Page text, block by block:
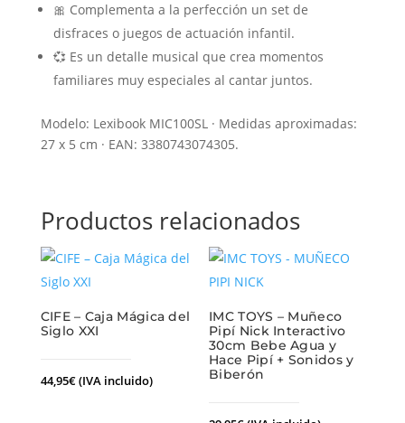
🎀 Complementa a la perfección un set de
disfraces o juegos de actuación infantil.
💞 Es un detalle musical que crea momentos
familiares muy especiales al cantar juntos.
Modelo: Lexibook MIC100SL · Medidas aproximadas:
27 x 5 cm · EAN: 3380743074305.
Productos relacionados
CIFE – Caja Mágica del
Siglo XXI
44,95€(IVA incluido)
IMC TOYS – Muñeco
Pipí Nick Interactivo
30cm Bebe Agua y
Hace Pipí + Sonidos y
Biberón